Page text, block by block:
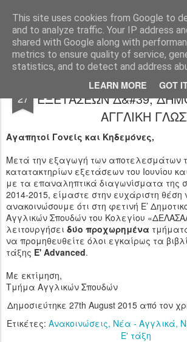
This site uses cookies from Google to
and to analyze traffic. Your IP address
shared with Google along with
metrics to ensure quality of service,
statistics, and to detect and address
LEARN MORE GOT
27
ΑΠΟΤΕΛΕΣΜΑΤΑ
ΕΞΕΤΑΣΕΩΝ Δ&#39;
ΑΓΓΛΙΚΗ
Αγαπητοί Γονείς και Κηδεμόνες,
Μετά την εξαγωγή των αποτελεσμάτων
κατατακτηρίων εξετάσεων του Ιουνίου
με τα επαναληπτικά διαγωνίσματα της
2014-2015, είμαστε στην ευχάριστη
ανακοινώσουμε ότι στη φετινή Ε’
Αγγλικών Σπουδών του Κολεγίου
λειτουργήσει δύο προχωρημένα
να προμηθευθείτε όλοι εγκαίρως τα
τάξης Ε' Advanced.
Με εκτίμηση,
Τμήμα Αγγλικών Σπουδών
Δημοσιεύτηκε 27th August 2015 από τον
Ετικέτες: Ανακοινώσεις Νέα - Αγγλικά
Ε' τάξη